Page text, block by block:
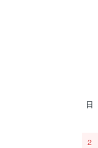
日
2